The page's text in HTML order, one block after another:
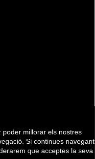
poder millorar els nostres
Si continues navegant
que acceptes la seva